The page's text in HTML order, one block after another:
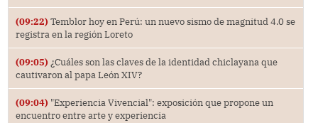
(09:22) Temblor hoy en Perú: un nuevo sismo de magnitud 4.0 se
registra en la región Loreto
(09:05) ¿Cuáles son las claves de la identidad chiclayana que
cautivaron al papa León XIV?
(09:04) "Experiencia Vivencial": exposición que propone un
encuentro entre arte y experiencia